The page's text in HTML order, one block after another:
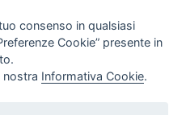
| Registrazione al Tribunale Civile
consenso in qualsiasi
Cookie” presente in
nostra Informativa Cookie.